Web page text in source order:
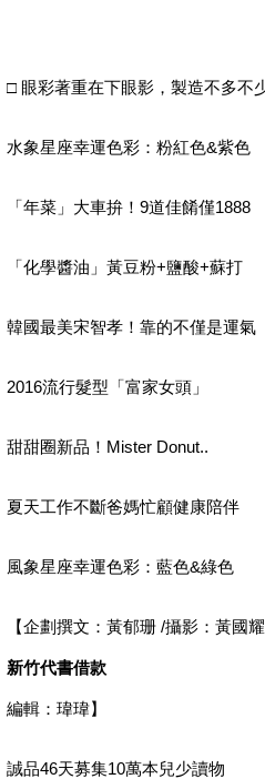
□ 眼彩著重在下眼影，製造不多不
水象星座幸運色彩：粉紅色&紫色
「年菜」大車拚！9道佳餚僅1888
「化學醬油」黃豆粉+鹽酸+蘇打
韓國最美宋智孝！靠的不僅是運氣
2016流行髮型「富家女頭」
甜甜圈新品！Mister Donut..
夏天工作不斷爸媽忙顧健康陪伴
風象星座幸運色彩：藍色&綠色
【企劃撰文：黃郁珊 /攝影：黃國
新竹代書借款
編輯：瑋瑋】
誠品46天募集10萬本兒少讀物